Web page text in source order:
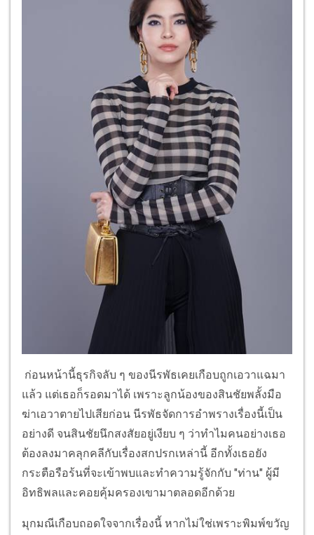
ก่อนหน้านี้ธุรกิจลับ ๆ ของนีรพัธเคยเกือบถูกเอวาแฉมา
แล้ว แต่เธอก็รอดมาได้ เพราะลูกน้องของสินชัยพลั้งมือ
ฆ่าเอวาตายไปเสียก่อน นีรพัธจัดการอำพรางเรื่องนี้เป็น
อย่างดี จนสินชัยนึกสงสัยอยู่เงียบ ๆ ว่าทำไมคนอย่างเธอ
ต้องลงมาคลุกคลีกับเรื่องสกปรกเหล่านี้ อีกทั้งเธอยัง
กระตือรือร้นที่จะเข้าพบและทำความรู้จักกับ "ท่าน" ผู้มี
อิทธิพลและคอยคุ้มครองเขามาตลอดอีกด้วย
มุกมณีเกือบถอดใจจากเรื่องนี้ หากไม่ใช่เพราะพิมพ์ขวัญ